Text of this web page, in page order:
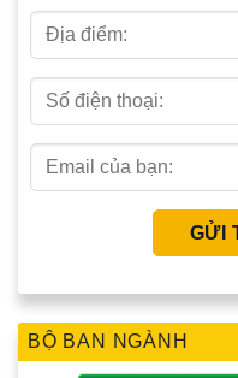
BỘ BAN NGÀNH